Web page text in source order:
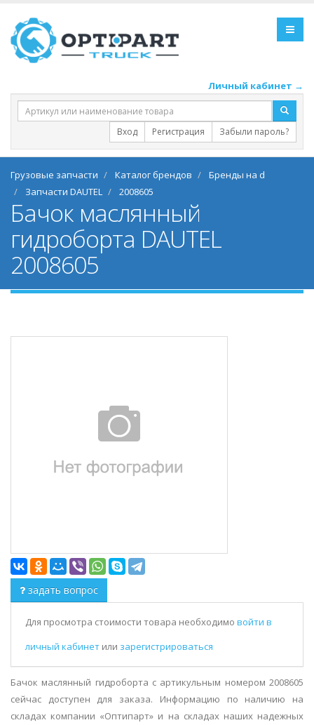
Личный кабинет →
Вход Регистрация Забыли пароль?
Грузовые запчасти Каталог брендов
Бренды на d
Запчасти DAUTEL
2008605
Бачок маслянный
гидроборта DAUTEL
2008605
задать вопрос
Для просмотра стоимости товара необходимо войти в
личный кабинет или зарегистрироваться
Бачок маслянный гидроборта с артикульным номером 2008605
сейчас доступен для заказа. Информацию по наличию на
складах компании «Оптипарт» и на складах наших надежных